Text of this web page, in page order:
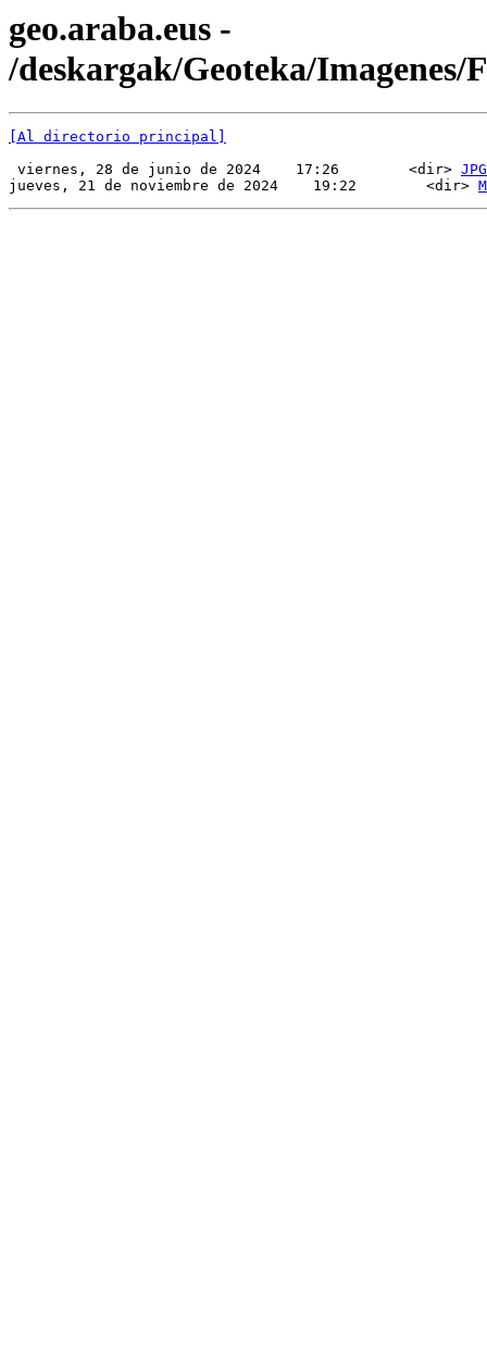
geo.araba.eus -
/deskargak/Geoteka/Imagenes/
[Al directorio principal]
viernes, 28 de junio de 2024    17:26        <dir> JPG
jueves, 21 de noviembre de 2024    19:22        <dir>